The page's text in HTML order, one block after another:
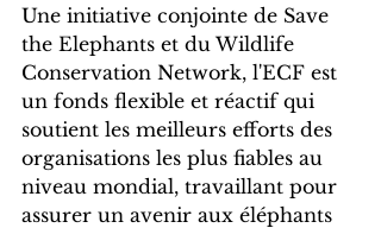
Une initiative conjointe de Save
the Elephants et du Wildlife
Conservation Network, l'ECF est
un fonds flexible et réactif qui
soutient les meilleurs efforts des
organisations les plus fiables au
niveau mondial, travaillant pour
assurer un avenir aux éléphants